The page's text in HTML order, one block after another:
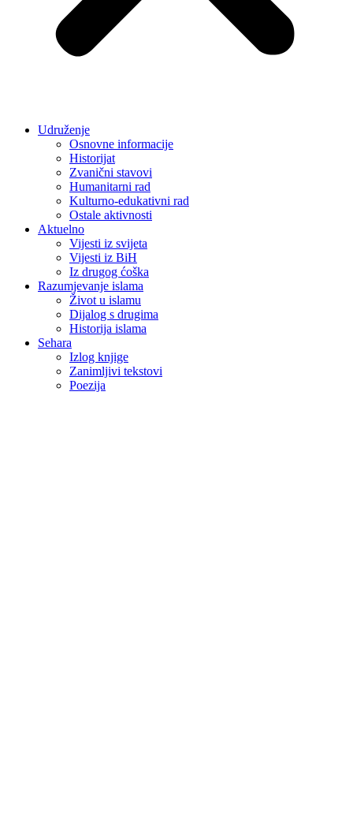
Udruženje
Osnovne informacije
Historijat
Zvanični stavovi
Humanitarni rad
Kulturno-edukativni rad
Ostale aktivnosti
Aktuelno
Vijesti iz svijeta
Vijesti iz BiH
Iz drugog ćoška
Razumjevanje islama
Život u islamu
Dijalog s drugima
Historija islama
Sehara
Izlog knjige
Zanimljivi tekstovi
Poezija